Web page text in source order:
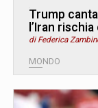
Trump
l’Iran
di Federica
MONDO